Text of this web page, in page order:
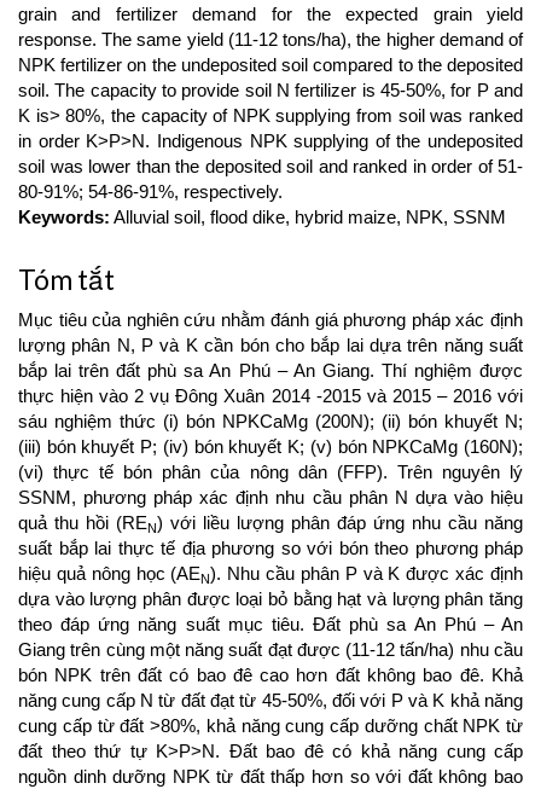
grain and fertilizer demand for the expected grain yield
response. The same yield (11-12 tons/ha), the higher demand of
NPK fertilizer on the undeposited soil compared to the deposited
soil. The capacity to provide soil N fertilizer is 45-50%, for P and
K is> 80%, the capacity of NPK supplying from soil was ranked
in order K>P>N. Indigenous NPK supplying of the undeposited
soil was lower than the deposited soil and ranked in order of 51-
80-91%; 54-86-91%, respectively.
Keywords: Alluvial soil, flood dike, hybrid maize, NPK, SSNM
Tóm tắt
Mục tiêu của nghiên cứu nhằm đánh giá phương pháp xác định
lượng phân N, P và K cần bón cho bắp lai dựa trên năng suất
bắp lai trên đất phù sa An Phú – An Giang. Thí nghiệm được
thực hiện vào 2 vụ Đông Xuân 2014 -2015 và 2015 – 2016 với
sáu nghiệm thức (i) bón NPKCaMg (200N); (ii) bón khuyết N;
(iii) bón khuyết P; (iv) bón khuyết K; (v) bón NPKCaMg (160N);
(vi) thực tế bón phân của nông dân (FFP). Trên nguyên lý
SSNM, phương pháp xác định nhu cầu phân N dựa vào hiệu
quả thu hồi (REN) với liều lượng phân đáp ứng nhu cầu năng
suất bắp lai thực tế địa phương so với bón theo phương pháp
hiệu quả nông học (AEN). Nhu cầu phân P và K được xác định
dựa vào lượng phân được loại bỏ bằng hạt và lượng phân tăng
theo đáp ứng năng suất mục tiêu. Đất phù sa An Phú – An
Giang trên cùng một năng suất đạt được (11-12 tấn/ha) nhu cầu
bón NPK trên đất có bao đê cao hơn đất không bao đê. Khả
năng cung cấp N từ đất đạt từ 45-50%, đối với P và K khả năng
cung cấp từ đất >80%, khả năng cung cấp dưỡng chất NPK từ
đất theo thứ tự K>P>N. Đất bao đê có khả năng cung cấp
nguồn dinh dưỡng NPK từ đất thấp hơn so với đất không bao